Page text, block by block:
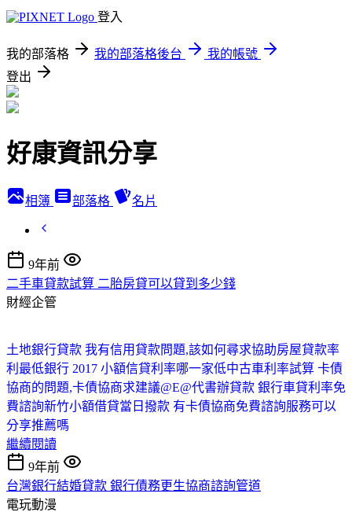
登入
我的部落格 我的部落格後台
我的帳號
登出
好康資訊分享
相簿 部落格 名片
9年前
二手車貸款試算 二胎房貸可以貸到多少錢
財經企管
土地銀行貸款 我有信用貸款問題,該如何尋求協助房屋貸款率
利最低銀行 2017 小額信貸利率哪一家低中古車利率試算 卡債
協商的問題,卡債協商求建議@E@代書辦貸款 銀行車貸利率免
費諮詢新竹小額借貸當日撥款 有卡債協商免費諮詢服務可以
分享推薦嗎
繼續閱讀
9年前
台灣銀行結婚貸款 銀行債務更生協商諮詢管道
電玩動漫